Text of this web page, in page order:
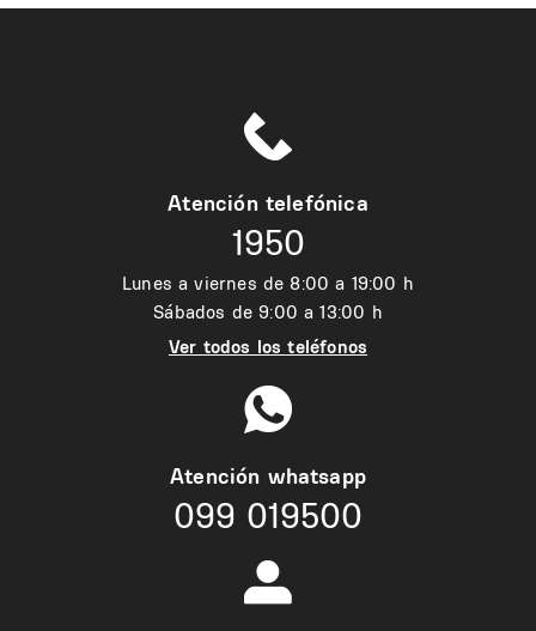
Atención telefónica
1950
Lunes a viernes de 8:00 a 19:00 h
Sábados de 9:00 a 13:00 h
Ver todos los teléfonos
Atención whatsapp
099 019500